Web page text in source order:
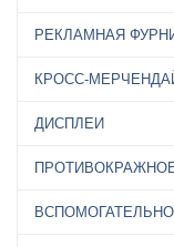
РЕКЛАМНАЯ
КРОСС-
ДИСПЛЕИ